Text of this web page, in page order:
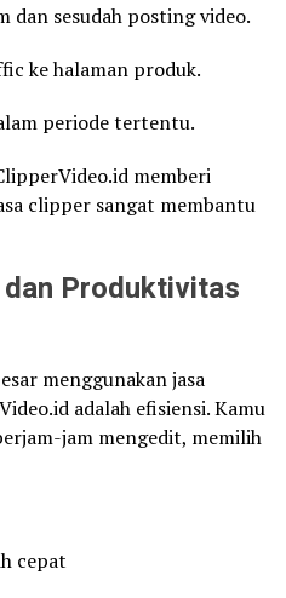
dan sesudah posting video.
ke halaman produk.
periode tertentu.
memberi
clipper sangat membantu
Produktivitas
menggunakan jasa
adalah efisiensi. Kamu
jam mengedit, memilih
cepat